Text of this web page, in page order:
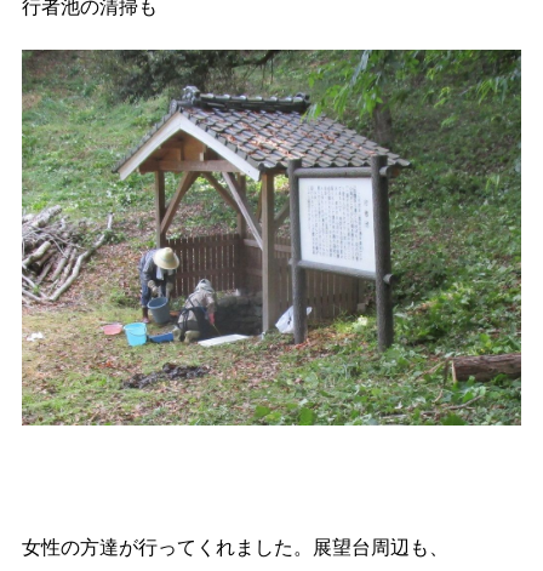
行者池の清掃も
女性の方達が行ってくれました。展望台周辺も、